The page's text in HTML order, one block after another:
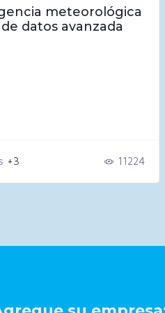
meteorológica
datos avanzada
+3 11224